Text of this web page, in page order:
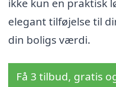
ikke kun en praktisk
elegant tilføjelse til
din boligs værdi.
Få 3 tilbud, gratis